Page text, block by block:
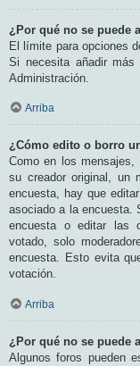
¿Por qué no se puede
El límite para opciones
Si necesita añadir
Administración.
Arriba
¿Cómo edito o borro
Como en los
su creador original, un
encuesta, hay que
asociado a la encuesta.
encuesta o editar las
votado, solo
encuesta. Esto evita
votación.
Arriba
¿Por qué no se puede
Algunos foros pueden